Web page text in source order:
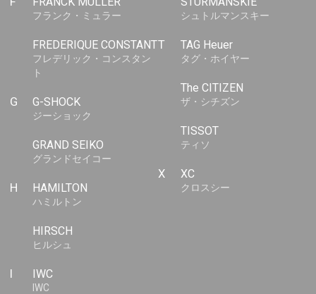
フランク・ミュラー
FREDERIQUE CONSTANT
フレデリック・コンスタン
ト
G G-SHOCK
ジーショック
GRAND SEIKO
グランドセイコー
H HAMILTON
ハミルトン
HIRSCH
ヒルシュ
I IWC
IWC
シュトルマンスキー
T TAG Heuer
タグ・ホイヤー
The CITIZEN
ザ・シチズン
TISSOT
ティソ
X XC
クロスシー